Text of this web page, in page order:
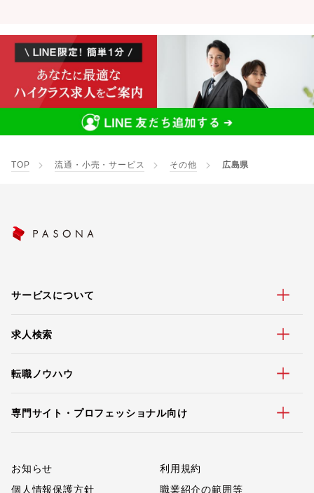
TOP 流通・小売・サービス その他 広島県
サービスについて
求人検索
転職ノウハウ
専門サイト・プロフェッショナル向け
お知らせ
利用規約
個人情報保護方針
職業紹介の範囲等